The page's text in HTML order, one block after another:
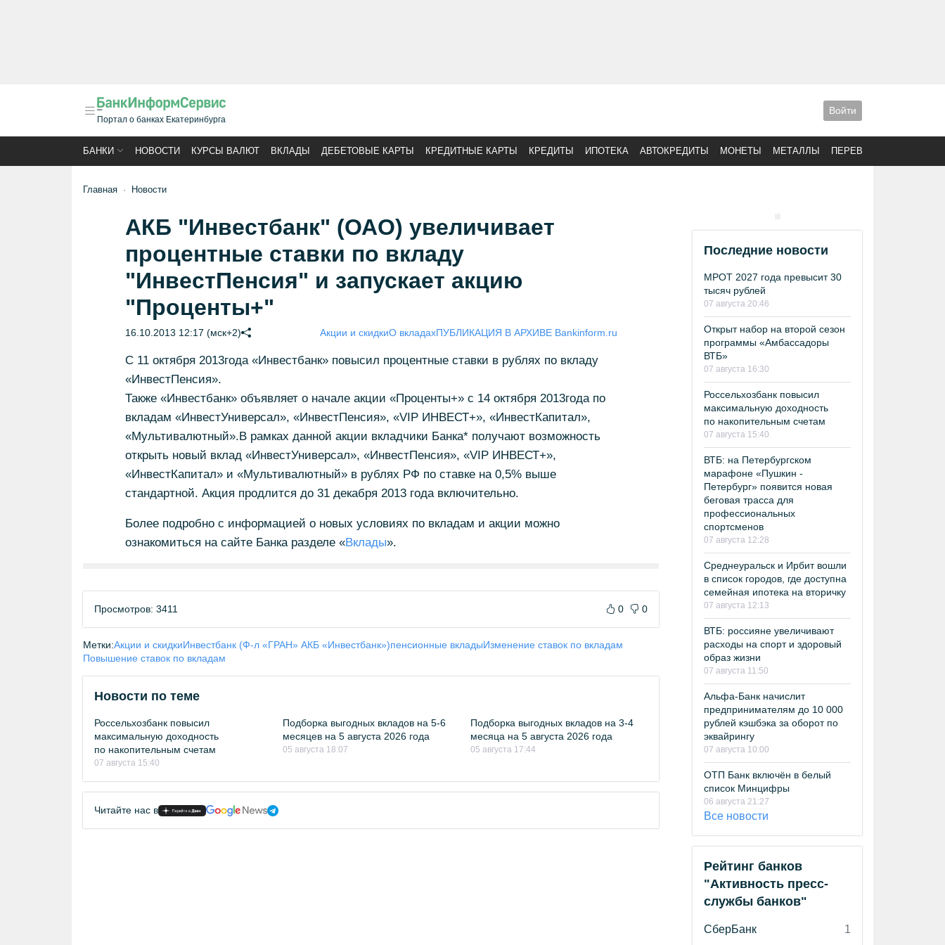
Портал о банках Екатеринбурга
Войти
БАНКИ НОВОСТИ КУРСЫ ВАЛЮТ ВКЛАДЫ ДЕБЕТОВЫЕ КАРТЫ КРЕДИТНЫЕ КАРТЫ КРЕДИТЫ ИПОТЕКА АВТОКРЕДИТЫ МОНЕТЫ МЕТАЛЛЫ ПЕРЕВОДЫ
Главная Новости
АКБ "Инвестбанк" (ОАО) увеличивает
процентные ставки по вкладу
"ИнвестПенсия" и запускает акцию
"Проценты+"
16.10.2013 12:17 (мск+2) Акции и скидкиО вкладахПУБЛИКАЦИЯ В АРХИВЕ Bankinform.ru
С 11 октября 2013года «Инвестбанк» повысил процентные ставки в рублях по вкладу
«ИнвестПенсия».
Также «Инвестбанк» объявляет о начале акции «Проценты+» с 14 октября 2013года по
вкладам «ИнвестУниверсал», «ИнвестПенсия», «VIP ИНВЕСТ+», «ИнвестКапитал»,
«Мультивалютный».В рамках данной акции вкладчики Банка* получают возможность
открыть новый вклад «ИнвестУниверсал», «ИнвестПенсия», «VIP ИНВЕСТ+»,
«ИнвестКапитал» и «Мультивалютный» в рублях РФ по ставке на 0,5% выше
стандартной. Акция продлится до 31 декабря 2013 года включительно.
Более подробно с информацией о новых условиях по вкладам и акции можно
ознакомиться на сайте Банка разделе «Вклады».
Просмотров: 3411 0 0
Метки:Акции и скидкиИнвестбанк (Ф-л «ГРАН» АКБ «Инвестбанк»)пенсионные вкладыИзменение ставок по вкладам
Повышение ставок по вкладам
Новости по теме
Россельхозбанк повысил
максимальную доходность
по накопительным счетам
07 августа 15:40
Подборка выгодных вкладов на 5-6
месяцев на 5 августа 2026 года
05 августа 18:07
Подборка выгодных вкладов на 3-4
месяца на 5 августа 2026 года
05 августа 17:44
Читайте нас в
Последние новости
МРОТ 2027 года превысит 30
тысяч рублей
07 августа 20:46
Открыт набор на второй сезон
программы «Амбассадоры
ВТБ»
07 августа 16:30
Россельхозбанк повысил
максимальную доходность
по накопительным счетам
07 августа 15:40
ВТБ: на Петербургском
марафоне «Пушкин -
Петербург» появится новая
беговая трасса для
профессиональных
спортсменов
07 августа 12:28
Среднеуральск и Ирбит вошли
в список городов, где доступна
семейная ипотека на вторичку
07 августа 12:13
ВТБ: россияне увеличивают
расходы на спорт и здоровый
образ жизни
07 августа 11:50
Альфа-Банк начислит
предпринимателям до 10 000
рублей кэшбэка за оборот по
эквайрингу
07 августа 10:00
ОТП Банк включён в белый
список Минцифры
06 августа 21:27
Все новости
Рейтинг банков
"Активность пресс-
службы банков"
СберБанк
1